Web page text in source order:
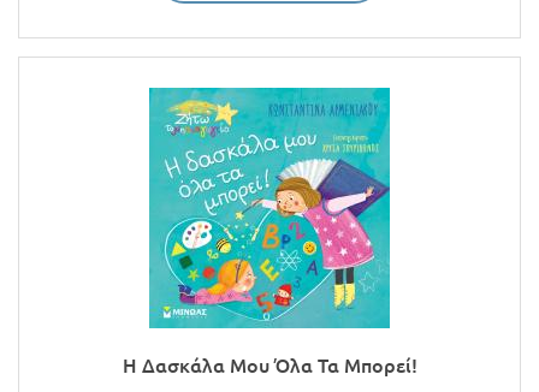
Η Δασκάλα Μου Όλα Τα Μπορεί!